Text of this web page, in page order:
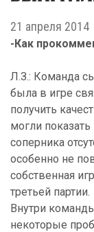
21 апреля 2014
-Как
Л.З.: Команда
была в игре
получить
могли
соперника
особенно не
собственная
третьей партии.
Внутри
некоторые